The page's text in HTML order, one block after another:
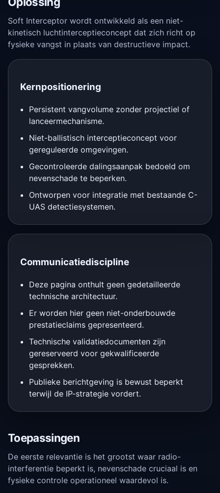
Soft Interceptor wordt ontwikkeld als een niet-
kinetisch luchtinterceptieconcept dat zich richt op
fysieke vangst in plaats van destructieve impact.
Kernpositionering
Persistent vangvolume zonder projectiel of
lanceermechanisme.
Niet-ballistisch interceptieconcept voor
gereguleerde omgevingen.
Gecontroleerde dalingsaanpak bedoeld om
nevenschade te beperken.
Ontworpen voor integratie met bestaande C-
UAS detectiesystemen.
Communicatiediscipline
Deze pagina onthult geen gedetailleerde
technische architectuur.
Er worden hier geen niet-onderbouwde
prestatieclaims gepresenteerd.
Technische validatiedocumenten zijn
gereserveerd voor gekwalificeerde
gesprekken.
Publieke berichtgeving is bewust beperkt
terwijl de IP-strategie vordert.
Toepassingen
De eerste relevantie is het grootst waar radio-
interferentie beperkt is, nevenschade cruciaal is en
fysieke controle operationeel waardevol is.